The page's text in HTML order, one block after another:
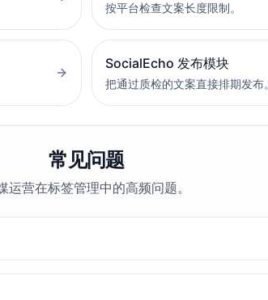
按平台检查文案长度限制。
SocialEcho 发布模块
把通过质检的文案直接排期发布
常见问题
运营在标签管理中的高频问题。